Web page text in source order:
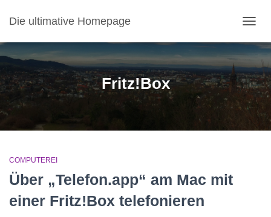
Die ultimative Homepage
Fritz!Box
COMPUTEREI
Über „Telefon.app“ am Mac mit
einer Fritz!Box telefonieren